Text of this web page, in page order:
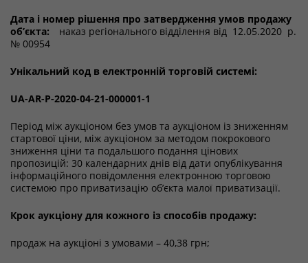
Дата і номер рішення про затвердження умов продажу
об’єкта:
наказ регіонального відділення від 12.05.2020 р.
№ 00954
Унікальний код в електронній торговій системі:
UA-AR-P-2020-04-21-000001-1
Період між аукціоном без умов та аукціоном із зниженням
стартової ціни, між аукціоном за методом покрокового
зниження ціни та подальшого подання цінових
пропозицій: 30 календарних днів від дати опублікування
інформаційного повідомлення електронною торговою
системою про приватизацію об’єкта малої приватизації.
Крок аукціону для кожного із способів продажу:
продаж на аукціоні з умовами – 40,38 грн;